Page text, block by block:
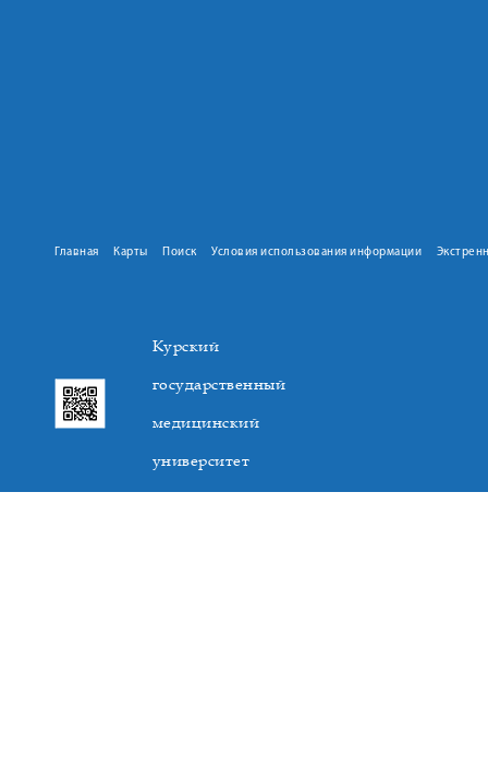
Главная Карты Поиск Условия использования информации
Курский
государственный
медицинский
университет